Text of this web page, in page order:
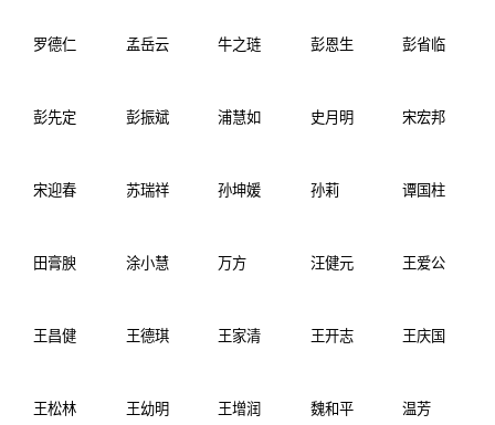
罗德仁 孟岳云 牛之琏 彭恩生 彭省临
彭先定 彭振斌 浦慧如 史月明 宋宏邦
宋迎春 苏瑞祥 孙坤媛 孙莉 谭国柱
田膏腴 涂小慧 万方 汪健元 王爱公
王昌健 王德琪 王家清 王开志 王庆国
王松林 王幼明 王增润 魏和平 温芳